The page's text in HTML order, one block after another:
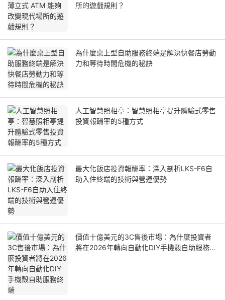
所的遊戲規則？
為什麼桌上型自助服務終端是解決快餐店勞動
力和等待時間危機的秘訣
人工智慧照相亭：智慧照相亭提升體驗式零售
投資報酬率的5種方式
最大化飯店投資報酬率：深入剖析LKS-F6自
助入住終端的技術與營運優勢
價值十億美元的3C售後市場：為什麼投資者
將在2026年轉向自動化DIY手機殼自助服務終